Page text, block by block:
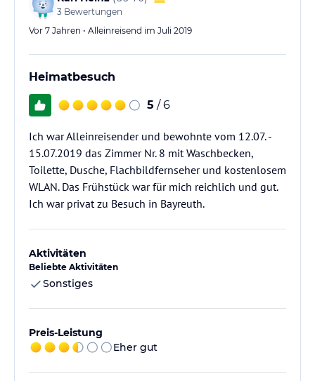
3 Bewertungen
Vor 7 Jahren • Alleinreisend im Juli 2019
Heimatbesuch
5 / 6
Ich war Alleinreisender und bewohnte vom 12.07. -
15.07.2019 das Zimmer Nr. 8 mit Waschbecken,
Toilette, Dusche, Flachbildfernseher und kostenlosem
WLAN. Das Frühstück war für mich reichlich und gut.
Ich war privat zu Besuch in Bayreuth.
Aktivitäten
Beliebte Aktivitäten
Sonstiges
Preis-Leistung
Eher gut